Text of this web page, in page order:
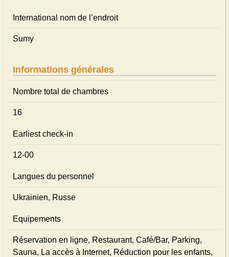
International nom de l’endroit
Sumy
Informations générales
Nombre total de chambres
16
Earliest check-in
12-00
Langues du personnel
Ukrainien, Russe
Equipements
Réservation en ligne, Restaurant, Café/Bar, Parking,
Sauna, La accès à Internet, Réduction pour les enfants,